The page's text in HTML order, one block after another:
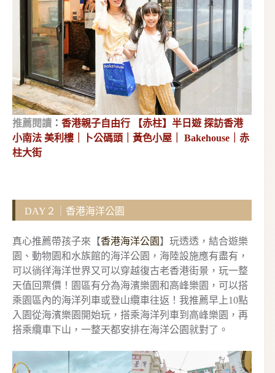
推薦閱讀 ： 香港親子自由行 【赤柱】半日遊 探訪香港
小南法 美利樓｜卜公碼頭｜黃色小屋｜ Bakehouse｜赤
柱大街
DAY２｜香港海洋公園
真心推薦帶孩子來【香港海洋公園 】玩透透，結合遊樂
園、動物園和水族館的海洋公園，海陸設施應有盡有，
可以徜徉海洋世界又可以穿越復古老香港街景，玩一整
天值回票價！園區有分為海濱樂園和高峰樂園，可以搭
乘園區內的海洋列車或登山纜車往返！我推薦早上10點
入園從海濱樂園開始玩，搭乘海洋列車到高峰樂園，再
搭乘纜車下山，一整天都安排在海洋公園就對了。